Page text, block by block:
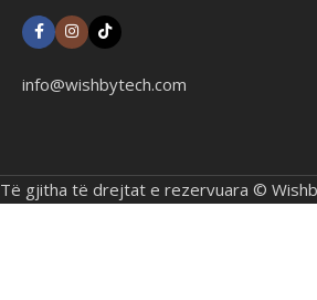
info@wishbytech.com
Të gjitha të drejtat e rezervuara ©